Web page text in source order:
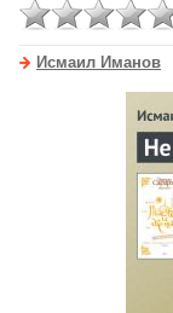
Исмаил Иманов